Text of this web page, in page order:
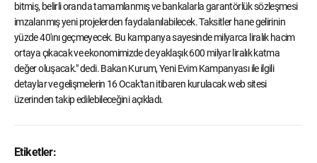
bitmiş, belirli oranda tamamlanmış ve bankalarla garantörlük sözleşmesi
imzalanmış yeni projelerden faydalanılabilecek. Taksitler hane gelirinin
yüzde 40'ını geçmeyecek. Bu kampanya sayesinde milyarca liralık hacim
ortaya çıkacak ve ekonomimizde de yaklaşık 600 milyar liralık katma
değer oluşacak." dedi. Bakan Kurum, Yeni Evim Kampanyası ile ilgili
detaylar ve gelişmelerin 16 Ocak'tan itibaren kurulacak web sitesi
üzerinden takip edilebileceğini açıkladı.
Etiketler: